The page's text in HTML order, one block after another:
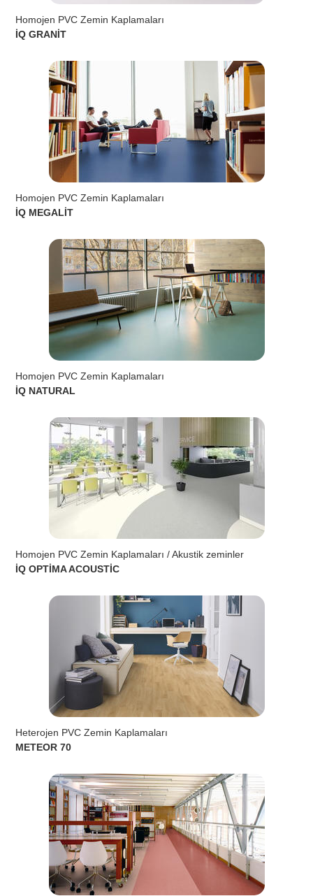
Homojen PVC Zemin Kaplamaları
İQ GRANİT
Homojen PVC Zemin Kaplamaları
İQ MEGALİT
Homojen PVC Zemin Kaplamaları
İQ NATURAL
Homojen PVC Zemin Kaplamaları / Akustik zeminler
İQ OPTİMA ACOUSTİC
Heterojen PVC Zemin Kaplamaları
METEOR 70